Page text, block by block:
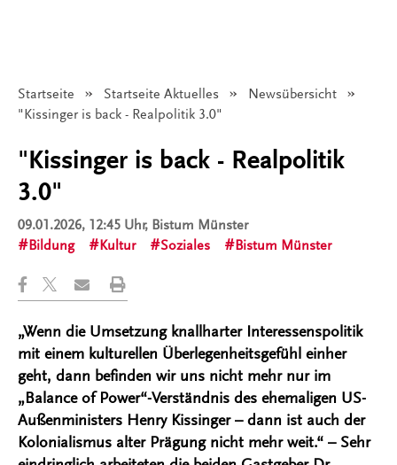
Startseite Startseite Aktuelles
Newsübersicht
Angezeigt:
"Kissinger is back - Realpolitik 3.0"
"Kissinger is back - Realpolitik
3.0"
09.01.2026, 12:45 Uhr, Bistum Münster
Bildung
Kultur Soziales Bistum Münster
„Wenn die Umsetzung knallharter Interessenspolitik
mit einem kulturellen Überlegenheitsgefühl einher
geht, dann befinden wir uns nicht mehr nur im
„Balance of Power“-Verständnis des ehemaligen US-
Außenministers Henry Kissinger – dann ist auch der
Kolonialismus alter Prägung nicht mehr weit.“ – Sehr